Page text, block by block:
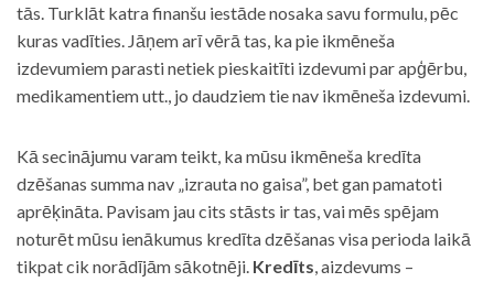
tās. Turklāt katra finanšu iestāde nosaka savu formulu, pēc
kuras vadīties. Jāņem arī vērā tas, ka pie ikmēneša
izdevumiem parasti netiek pieskaitīti izdevumi par apģērbu,
medikamentiem utt., jo daudziem tie nav ikmēneša izdevumi.
Kā secinājumu varam teikt, ka mūsu ikmēneša kredīta
dzēšanas summa nav „izrauta no gaisa”, bet gan pamatoti
aprēķināta. Pavisam jau cits stāsts ir tas, vai mēs spējam
noturēt mūsu ienākumus kredīta dzēšanas visa perioda laikā
tikpat cik norādījām sākotnēji. Kredīts, aizdevums –